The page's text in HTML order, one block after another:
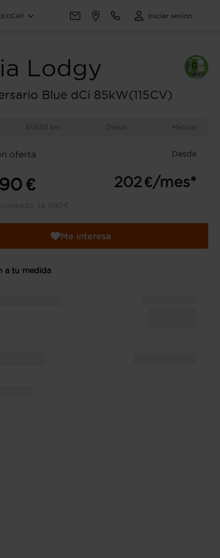
Iniciar sesión
Lodgy
Blue dCi 85kW(115CV)
61.630 km Diésel Manual
oferta
Desde
€ 202 €/mes*
14.990 €
Me interesa
a tu medida